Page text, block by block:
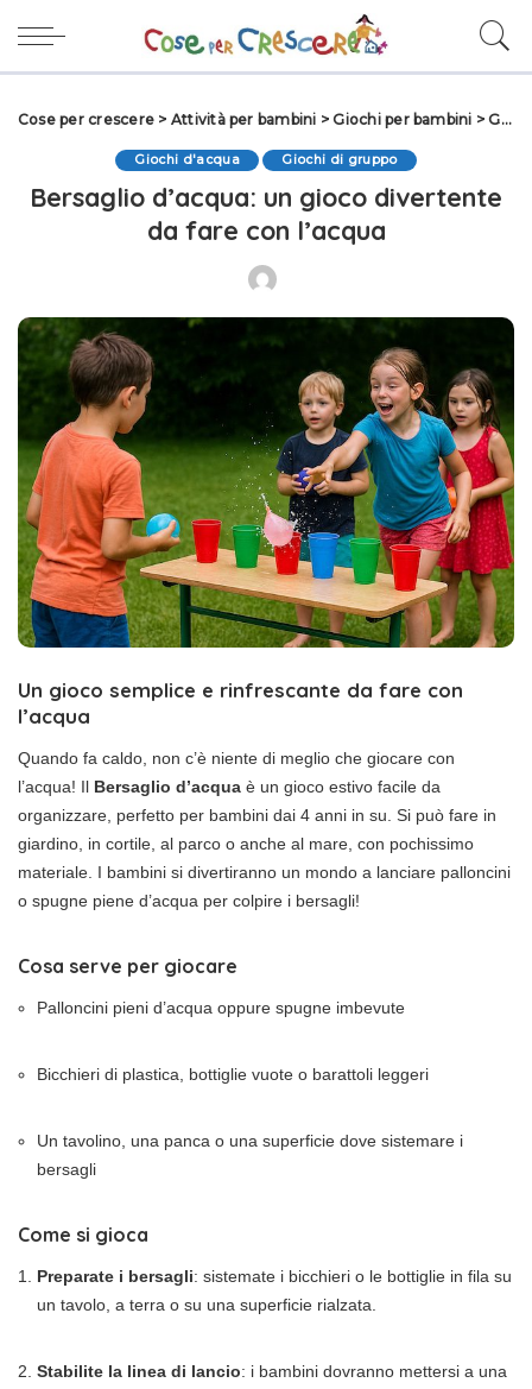
Cose per crescere > Attività per bambini >Giochi per bambini >Giochi d'acqua
Giochi d'acqua Giochi di gruppo
Bersaglio d’acqua: un gioco divertente
da fare con l’acqua
Un gioco semplice e rinfrescante da fare con
l’acqua
Quando fa caldo, non c’è niente di meglio che giocare con
l’acqua! Il Bersaglio d’acqua è un gioco estivo facile da
organizzare, perfetto per bambini dai 4 anni in su. Si può fare in
giardino, in cortile, al parco o anche al mare, con pochissimo
materiale. I bambini si divertiranno un mondo a lanciare palloncini
o spugne piene d’acqua per colpire i bersagli!
Cosa serve per giocare
Palloncini pieni d’acqua oppure spugne imbevute
Bicchieri di plastica, bottiglie vuote o barattoli leggeri
Un tavolino, una panca o una superficie dove sistemare i
bersagli
Come si gioca
Preparate i bersagli: sistemate i bicchieri o le bottiglie in fila su
un tavolo, a terra o su una superficie rialzata.
Stabilite la linea di lancio: i bambini dovranno mettersi a una